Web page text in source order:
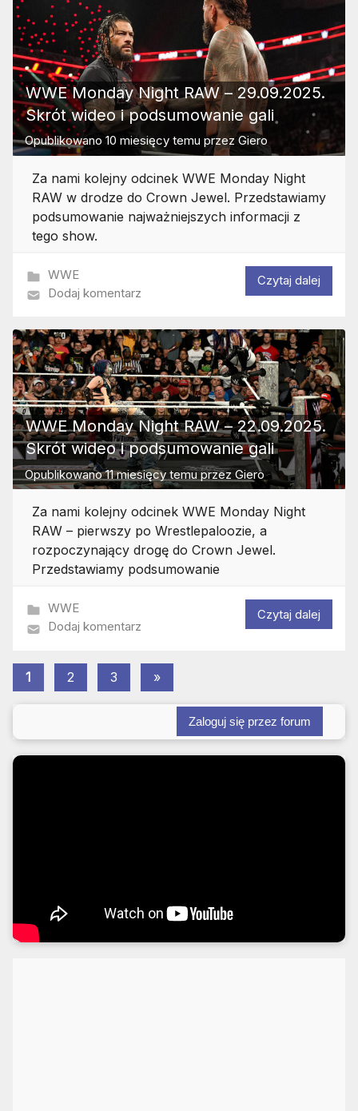
WWE Monday Night RAW – 29.09.2025.
Skrót wideo i podsumowanie gali
Opublikowano 10 miesięcy temu przezGiero
Za nami kolejny odcinek WWE Monday Night
RAW w drodze do Crown Jewel. Przedstawiamy
podsumowanie najważniejszych informacji z
tego show.
WWE
Dodaj komentarz
Czytaj dalej
WWE Monday Night RAW – 22.09.2025.
Skrót wideo i podsumowanie gali
Opublikowano11 miesięcy temuprzezGiero
Za nami kolejny odcinek WWE Monday Night
RAW – pierwszy po Wrestlepaloozie, a
rozpoczynający drogę do Crown Jewel.
Przedstawiamy podsumowanie
WWE
Dodaj komentarz
Czytaj dalej
Stronicowanie
wpisów
1 2 3
Następne
wpisy
»
Zaloguj się przez forum